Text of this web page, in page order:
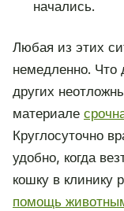
начались.
Любая из этих
немедленно. Что
других
материале
Круглосуточно
удобно, когда
кошку в клинику
помощь